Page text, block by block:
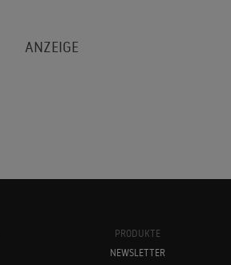
PRODUKTE
NEWSLETTER